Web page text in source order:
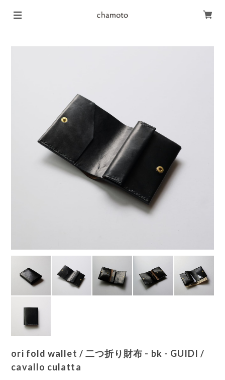
ori fold wallet / 二つ折り財布 - bk - GUIDI /
cavallo culatta